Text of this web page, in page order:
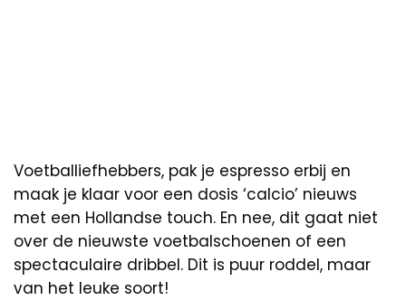
Voetballiefhebbers, pak je espresso erbij en
maak je klaar voor een dosis ‘calcio’ nieuws
met een Hollandse touch. En nee, dit gaat niet
over de nieuwste voetbalschoenen of een
spectaculaire dribbel. Dit is puur roddel, maar
van het leuke soort!